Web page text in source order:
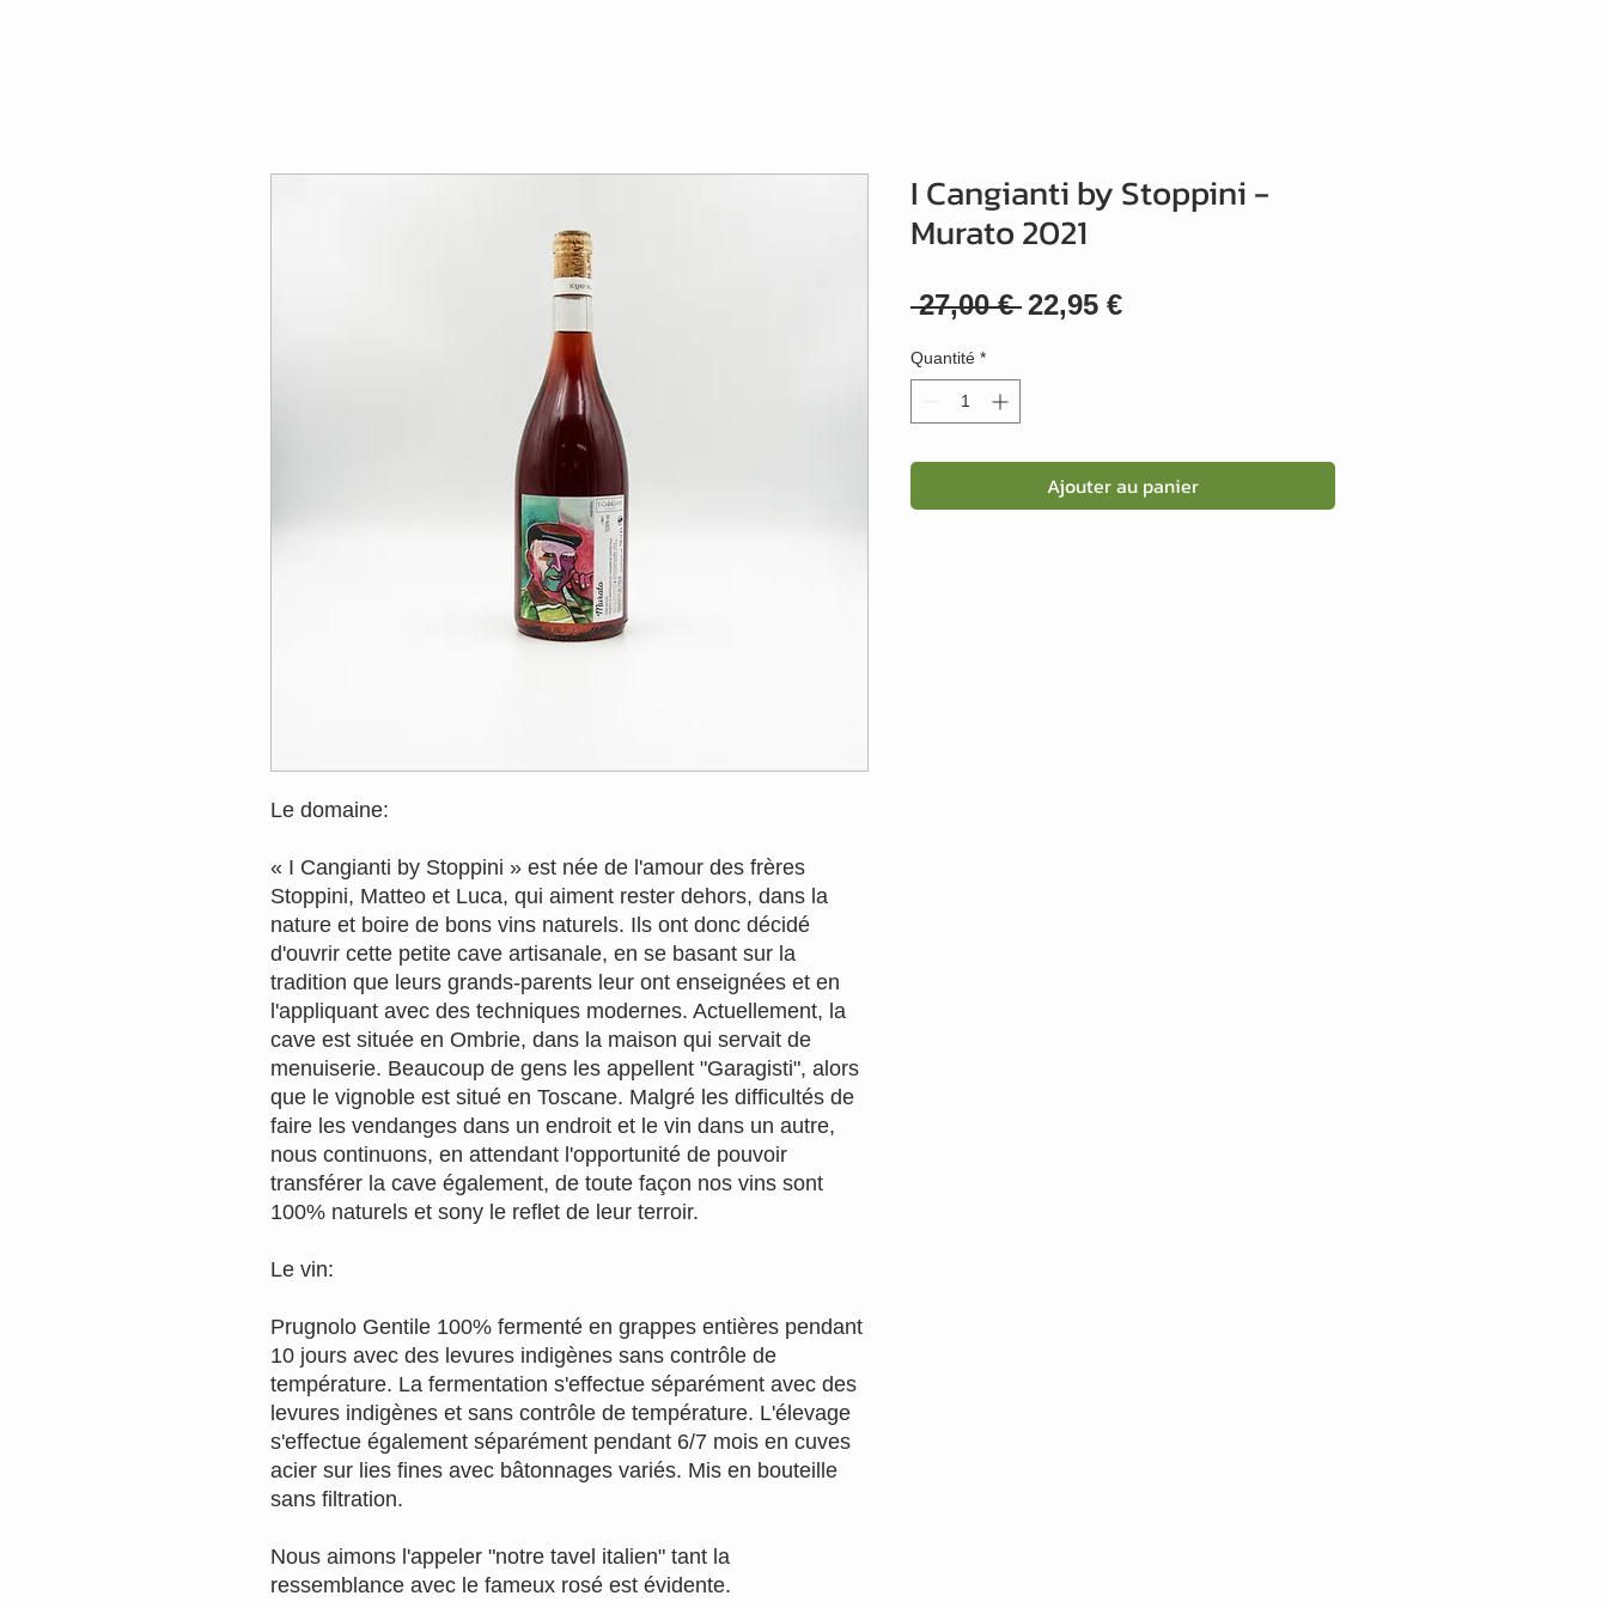
Le domaine:
« I Cangianti by Stoppini » est née de l'amour des frères
Stoppini, Matteo et Luca, qui aiment rester dehors, dans la
nature et boire de bons vins naturels. Ils ont donc décidé
d'ouvrir cette petite cave artisanale, en se basant sur la
tradition que leurs grands-parents leur ont enseignées et en
l'appliquant avec des techniques modernes. Actuellement, la
cave est située en Ombrie, dans la maison qui servait de
menuiserie. Beaucoup de gens les appellent "Garagisti", alors
que le vignoble est situé en Toscane. Malgré les difficultés de
faire les vendanges dans un endroit et le vin dans un autre,
nous continuons, en attendant l'opportunité de pouvoir
transférer la cave également, de toute façon nos vins sont
100% naturels et sony le reflet de leur terroir.
Le vin:
Prugnolo Gentile 100% fermenté en grappes entières pendant
10 jours avec des levures indigènes sans contrôle de
température. La fermentation s'effectue séparément avec des
levures indigènes et sans contrôle de température. L'élevage
s'effectue également séparément pendant 6/7 mois en cuves
acier sur lies fines avec bâtonnages variés. Mis en bouteille
sans filtration.
Nous aimons l'appeler "notre tavel italien" tant la
ressemblance avec le fameux rosé est évidente.
I Cangianti by Stoppini -
Murato 2021
27,00 € Prix
22,95 €Prix
Quantité *
Ajouter au panier